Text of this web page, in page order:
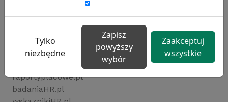
Rynekpracy.pl
sedlak.pl
raportyplacowe.pl
badaniaHR.pl
Tylko
niezbędne
Zapisz
powyższy
wybór
Zaakceptuj
wszystkie